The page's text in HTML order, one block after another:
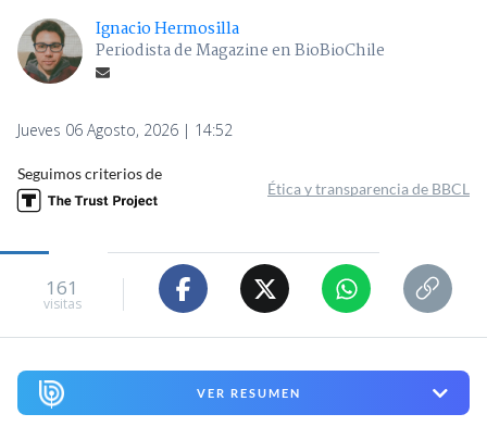
Ignacio Hermosilla
Periodista de Magazine en BioBioChile
Jueves 06 Agosto, 2026 | 14:52
Seguimos criterios de
Ética y transparencia de BBCL
161
visitas
VER RESUMEN